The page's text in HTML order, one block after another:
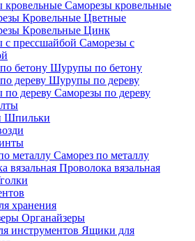
Саморезы кровельные
Кровельные Цветные
Кровельные Цинк
Саморезы с
Шурупы по бетону
Шурупы по дереву
Саморезы по дереву
Шпильки
Саморез по металлу
Проволока вязальная
хранения
Органайзеры
Ящики для